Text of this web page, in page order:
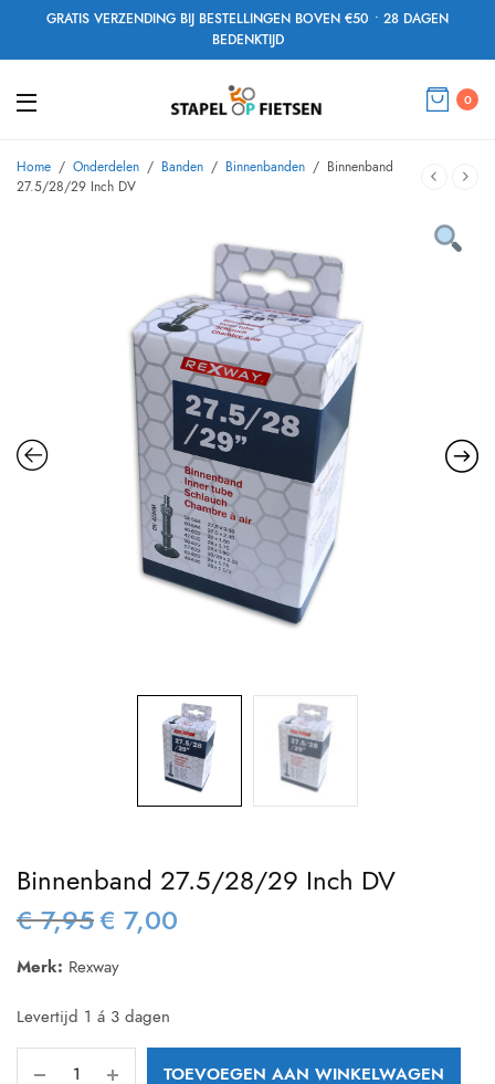
GRATIS VERZENDING BIJ BESTELLINGEN BOVEN €50 • 28 DAGEN
BEDENKTIJD
0
Home / Onderdelen / Banden / Binnenbanden / Binnenband
27.5/28/29 Inch DV
Binnenband 27.5/28/29 Inch DV
€7,95 Oorspronkelijke
€ 7,95.
€ 7,00
Merk: Rexway
Levertijd 1 á 3 dagen
TOEVOEGEN AAN WINKELWAGEN